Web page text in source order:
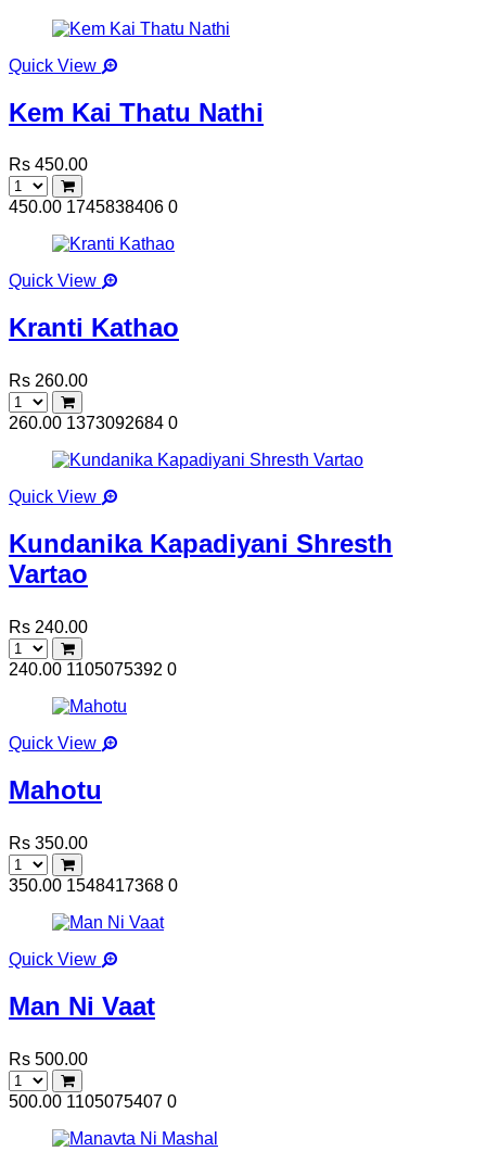
Quick View
Kem Kai Thatu Nathi
Rs 450.00
450.00 1745838406 0
Quick View
Kranti Kathao
Rs 260.00
260.00 1373092684 0
Quick View
Kundanika Kapadiyani Shresth
Vartao
Rs 240.00
240.00 1105075392 0
Quick View
Mahotu
Rs 350.00
350.00 1548417368 0
Quick View
Man Ni Vaat
Rs 500.00
500.00 1105075407 0